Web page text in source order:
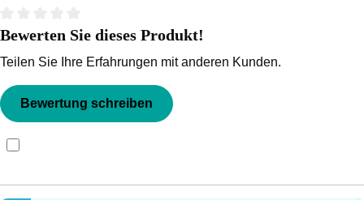
Durchschnittliche Bewertung von 0 von 5 Sternen
Bewerten Sie dieses Produkt!
Teilen Sie Ihre Erfahrungen mit anderen Kunden.
Bewertung schreiben